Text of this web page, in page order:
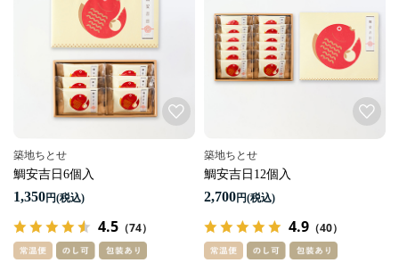
築地ちとせ
鯛安吉日6個入
1,350円
4.5 （74）
築地ちとせ
鯛安吉日12個入
2,700円
4.9 （40）